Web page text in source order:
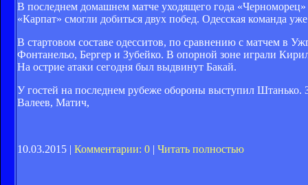
В последнем домашнем матче уходящего года
«Карпат» смогли добиться двух побед. Одесская команда
В стартовом составе одесситов, по сравнению с матчем в
Фонтанельо, Бергер и Зубейко. В опорной зоне играли
На острие атаки сегодня был выдвинут Бакай.
У гостей на последнем рубеже обороны выступил
Валеев, Матич,
10.03.2015 | Комментарии: 0 Читать полностью